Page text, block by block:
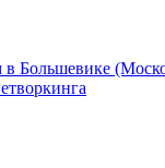
Большевике